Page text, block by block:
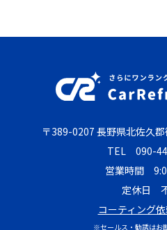
〒389-0207 長野県北佐久
TEL 090-
営業時間
定休日
コーティング
※セールス・勧誘はお